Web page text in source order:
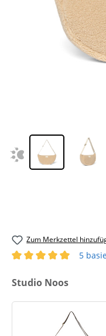
Zum Merkzettel
5
auswählen
Studio Noos